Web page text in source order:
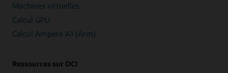
Machines virtuelles
Calcul GPU
Calcul Ampere A1 (Arm)
Ressources sur OCI